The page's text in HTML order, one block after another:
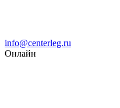
Email
info@centerleg.ru
Онлайн